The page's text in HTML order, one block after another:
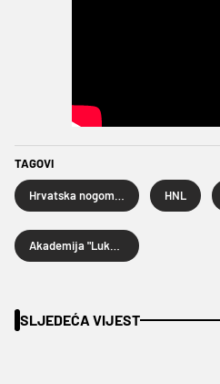
TAGOVI
HNL
SLJEDEĆA VIJEST